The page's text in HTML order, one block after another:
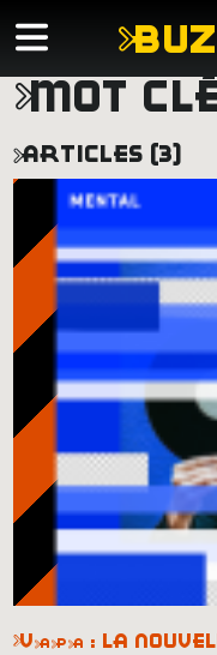
mot
articles (3)
vapa : la